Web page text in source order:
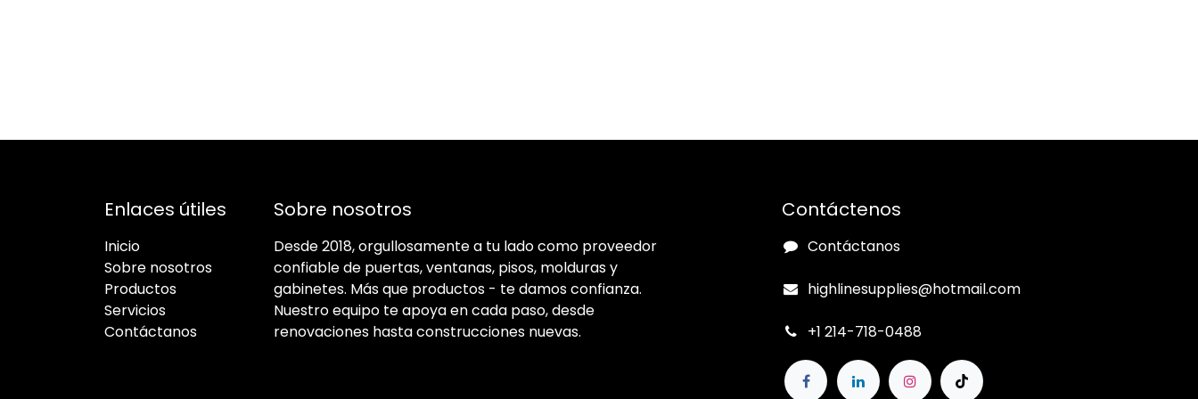
Enlaces útiles
Inicio
Sobre nosotros
Productos
Servicios
Contáctanos
Sobre nosotros
Desde 2018, orgullosamente a tu lado como proveedor
confiable de puertas, ventanas, pisos, molduras y
gabinetes. Más que productos - te damos confianza.
Nuestro equipo te apoya en cada paso, desde
renovaciones hasta construcciones nuevas.
Contáctenos
Contáctanos
highlinesupplies@hotmail.com
+1 214-718-0488